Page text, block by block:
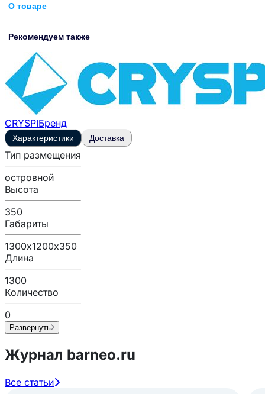
О товаре
Рекомендуем также
CRYSPIБренд
Характеристики Доставка
Тип размещения
островной
Высота
350
Габариты
1300х1200х350
Длина
1300
Количество
0
Развернуть
Журнал barneo.ru
Все статьи